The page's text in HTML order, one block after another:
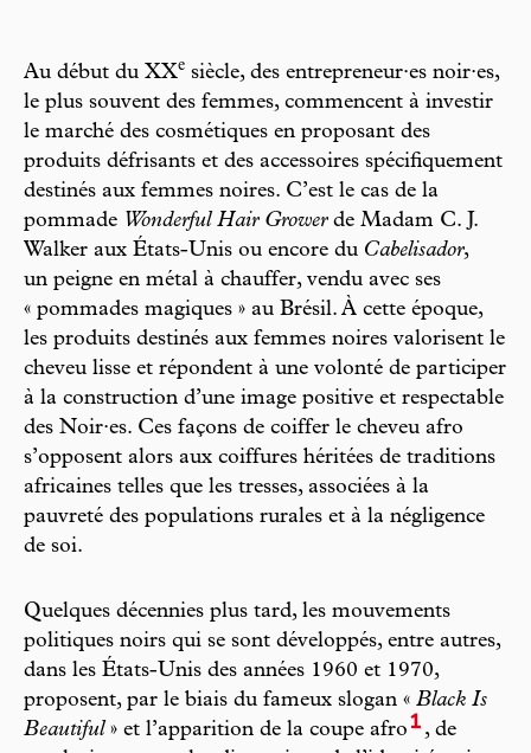
Au début du XXe siècle, des entrepreneur·es noir·es,
le plus souvent des femmes, commencent à investir
le marché des cosmétiques en proposant des
produits défrisants et des accessoires spécifiquement
destinés aux femmes noires. C’est le cas de la
pommade Wonderful Hair Grower de Madam C. J.
Walker aux États-Unis ou encore du Cabelisador,
un peigne en métal à chauffer, vendu avec ses
« pommades magiques » au Brésil. À cette époque,
les produits destinés aux femmes noires valorisent le
cheveu lisse et répondent à une volonté de participer
à la construction d’une image positive et respectable
des Noir·es. Ces façons de coiffer le cheveu afro
s’opposent alors aux coiffures héritées de traditions
africaines telles que les tresses, associées à la
pauvreté des populations rurales et à la négligence
de soi.
Quelques décennies plus tard, les mouvements
politiques noirs qui se sont développés, entre autres,
dans les États-Unis des années 1960 et 1970,
proposent, par le biais du fameux slogan « Black Is
Beautiful» et l’apparition de la coupe afro1 , de